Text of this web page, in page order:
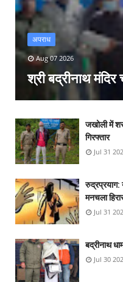
अपराध
Aug 07 2026
श्री बद्रीनाथ मंदिर
जखोली में
गिरफ्तार
Jul 31
रुद्रप्रयाग:
मनचला
Jul 31
बद्रीनाथ
Jul 30